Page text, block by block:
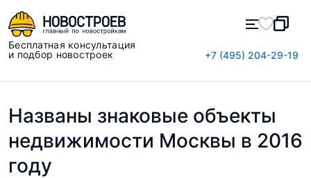
Бесплатная консультация
и подбор новостроек
+7 (495) 204-29-19
Названы знаковые объекты
недвижимости Москвы в 2016
году